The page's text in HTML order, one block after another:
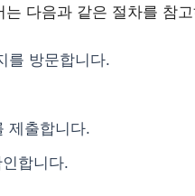
다음과 같은 절차를 참
를 방문합니다.
제출합니다.
합니다.